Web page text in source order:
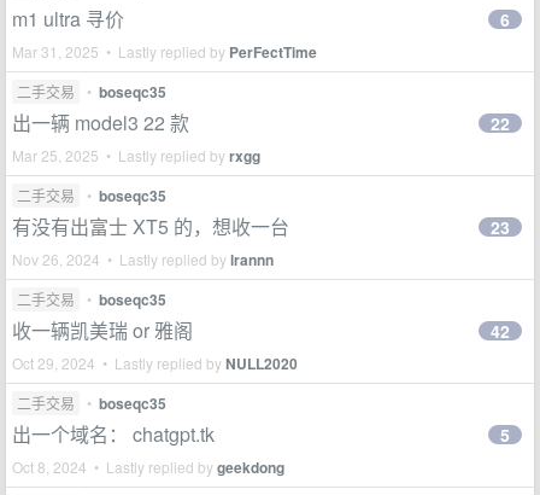
m1 ultra 寻价
Mar 31, 2025 • Lastly replied by PerFectTime
6
二手交易 • boseqc35
出一辆 model3 22 款
Mar 25, 2025 • Lastly replied byrxgg
22
二手交易 • boseqc35
有没有出富士 XT5 的，想收一台
Nov 26, 2024 • Lastly replied bylrannn
23
二手交易 • boseqc35
收一辆凯美瑞 or 雅阁
Oct 29, 2024 • Lastly replied byNULL2020
42
二手交易 • boseqc35
出一个域名： chatgpt.tk
Oct 8, 2024 • Lastly replied bygeekdong
5